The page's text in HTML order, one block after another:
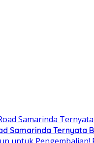
Samarinda Ternyata